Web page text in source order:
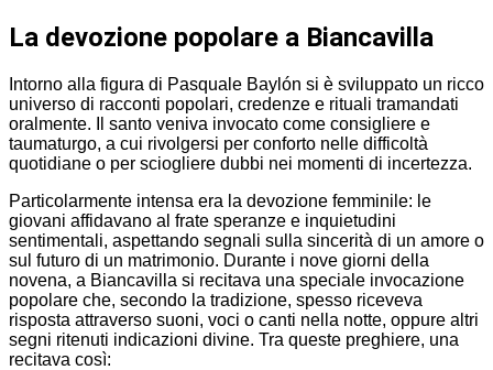
La devozione popolare a Biancavilla
Intorno alla figura di Pasquale Baylón si è sviluppato un ricco
universo di racconti popolari, credenze e rituali tramandati
oralmente. Il santo veniva invocato come consigliere e
taumaturgo, a cui rivolgersi per conforto nelle difficoltà
quotidiane o per sciogliere dubbi nei momenti di incertezza.
Particolarmente intensa era la devozione femminile: le
giovani affidavano al frate speranze e inquietudini
sentimentali, aspettando segnali sulla sincerità di un amore o
sul futuro di un matrimonio. Durante i nove giorni della
novena, a Biancavilla si recitava una speciale invocazione
popolare che, secondo la tradizione, spesso riceveva
risposta attraverso suoni, voci o canti nella notte, oppure altri
segni ritenuti indicazioni divine. Tra queste preghiere, una
recitava così: